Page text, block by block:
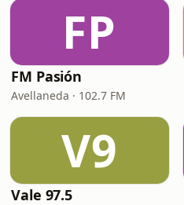
FP
FM Pasión
Avellaneda · 102.7 FM
V9
Vale 97.5